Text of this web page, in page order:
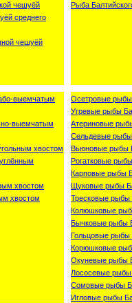
чешуёй
среднего
чешуёй
Рыба
выемчатым
выемчатым
хвостом
хвостом
хвостом
Осетровые рыбы
Угревые рыбы
Атериновые
Сельдевые рыбы
Вьюновые рыбы
Рогатковые
Карповые рыбы
Щуковые рыбы
Тресковые рыбы
Колюшковые
Бычковые рыбы
Гольцовые рыбы
Корюшковые
Окуневые рыбы
Лососевые рыбы
Сомовые рыбы
Игловые рыбы